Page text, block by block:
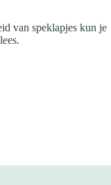
van speklapjes kun je